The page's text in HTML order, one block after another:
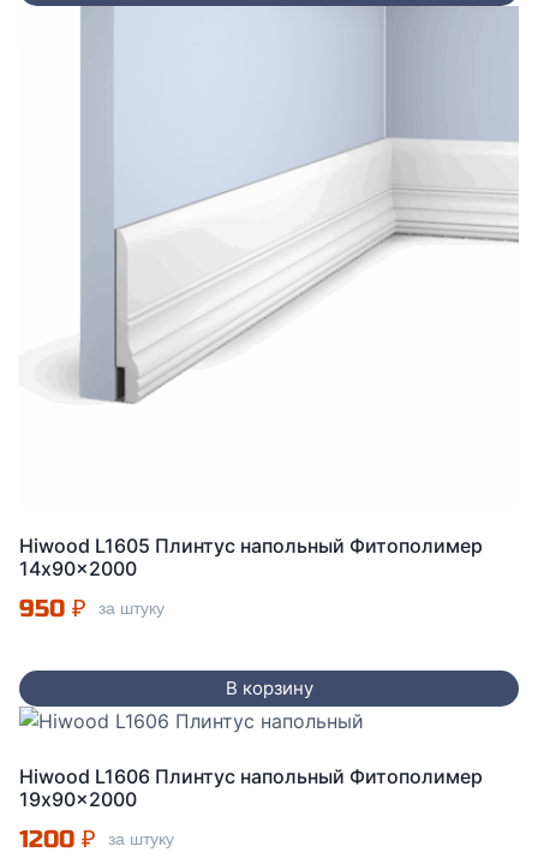
Hiwood L1605 Плинтус напольный Фитополимер
14x90x2000
950 ₽ за штуку
В корзину
Hiwood L1606 Плинтус напольный Фитополимер
19x90x2000
1200 ₽ за штуку